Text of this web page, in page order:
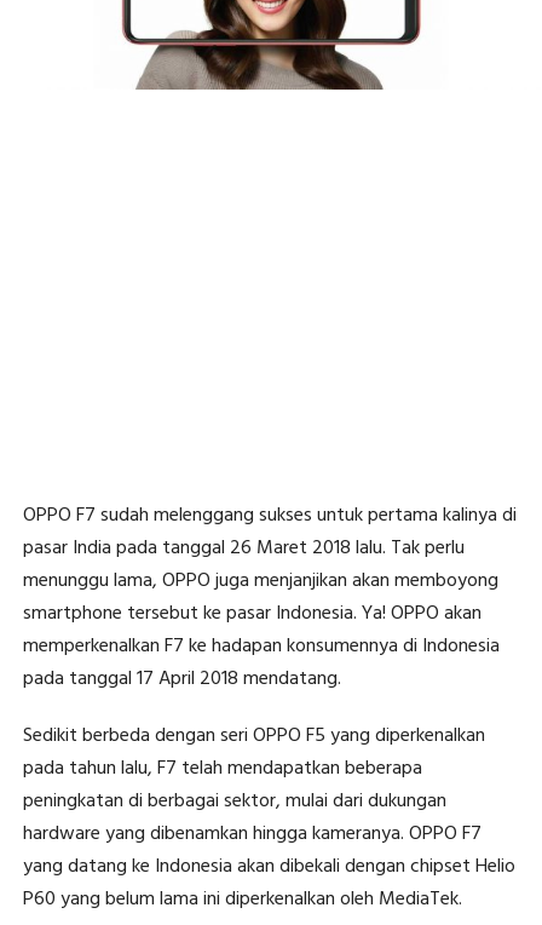
OPPO F7 sudah melenggang sukses untuk pertama kalinya di
pasar India pada tanggal 26 Maret 2018 lalu. Tak perlu
menunggu lama, OPPO juga menjanjikan akan memboyong
smartphone tersebut ke pasar Indonesia. Ya! OPPO akan
memperkenalkan F7 ke hadapan konsumennya di Indonesia
pada tanggal 17 April 2018 mendatang.
Sedikit berbeda dengan seri OPPO F5 yang diperkenalkan
pada tahun lalu, F7 telah mendapatkan beberapa
peningkatan di berbagai sektor, mulai dari dukungan
hardware yang dibenamkan hingga kameranya. OPPO F7
yang datang ke Indonesia akan dibekali dengan chipset Helio
P60 yang belum lama ini diperkenalkan oleh MediaTek.